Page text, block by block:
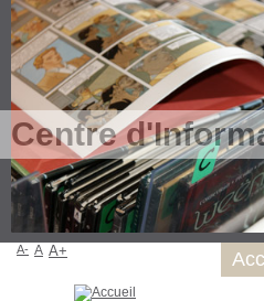
Centre
A- A A+